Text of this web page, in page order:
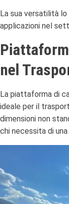
La sua versatilità
applicazioni nel
nel
La piattaforma di
ideale per il
dimensioni non
chi necessita di